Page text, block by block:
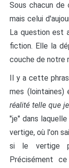
Sous chacun de
mais celui
La question est
fiction. Elle la
couche de notre
Il y a cette
mes (lointaines)
réalité telle que
"je" dans
vertige, où l'on
si le vertige
Précisément